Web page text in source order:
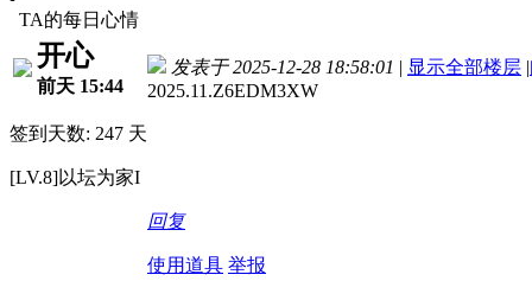
TA的每日心情
开心
前天 15:44
签到天数: 247 天
[LV.8]以坛为家I
发表于 2025-12-28 18:58:01 | 显示全部楼层 |
2025.11.Z6EDM3XW
回复
使用道具 举报